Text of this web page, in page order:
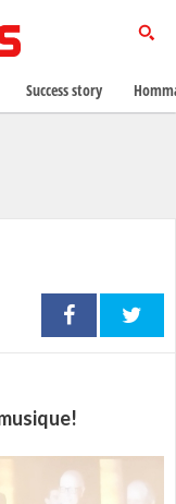
Success story